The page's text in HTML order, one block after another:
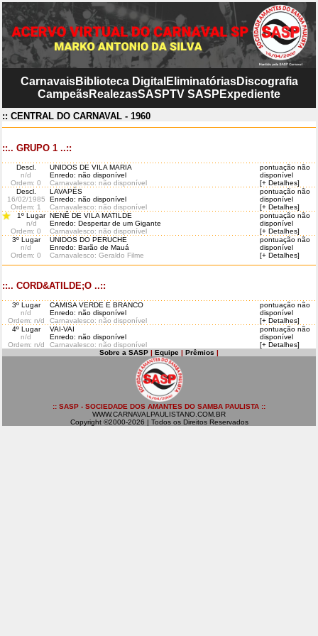
CarnavaisBiblioteca Digital EliminatóriasDiscografia
CampeãsRealezasSASPTV SASP Expediente
:: CENTRAL DO CARNAVAL - 1960
::.. GRUPO 1 ..::
Descl.
n/d
Ordem: 0
UNIDOS DE VILA MARIA
Enredo: não disponível
Carnavalesco: não disponível
pontuação não
disponível
[+ Detalhes]
Descl.
16/02/1985
Ordem: 1
LAVAPÉS
Enredo: não disponível
Carnavalesco: não disponível
pontuação não
disponível
[+ Detalhes]
1º Lugar
n/d
Ordem: 0
NENÊ DE VILA MATILDE
Enredo: Despertar de um Gigante
Carnavalesco: não disponível
pontuação não
disponível
[+ Detalhes]
3º Lugar
n/d
Ordem: 0
UNIDOS DO PERUCHE
Enredo: Barão de Mauá
Carnavalesco: Geraldo Filme
pontuação não
disponível
[+ Detalhes]
::.. CORD&ATILDE;O ..::
3º Lugar
n/d
Ordem: n/d
CAMISA VERDE E BRANCO
Enredo: não disponível
Carnavalesco: não disponível
pontuação não
disponível
[+ Detalhes]
4º Lugar
n/d
Ordem: n/d
VAI-VAI
Enredo: não disponível
Carnavalesco: não disponível
pontuação não
disponível
[+ Detalhes]
Sobre a SASP | Equipe | Prêmios |
:: SASP - SOCIEDADE DOS AMANTES DO SAMBA PAULISTA ::
WWW.CARNAVALPAULISTANO.COM.BR
Copyright ©2000-2026 | Todos os Direitos Reservados